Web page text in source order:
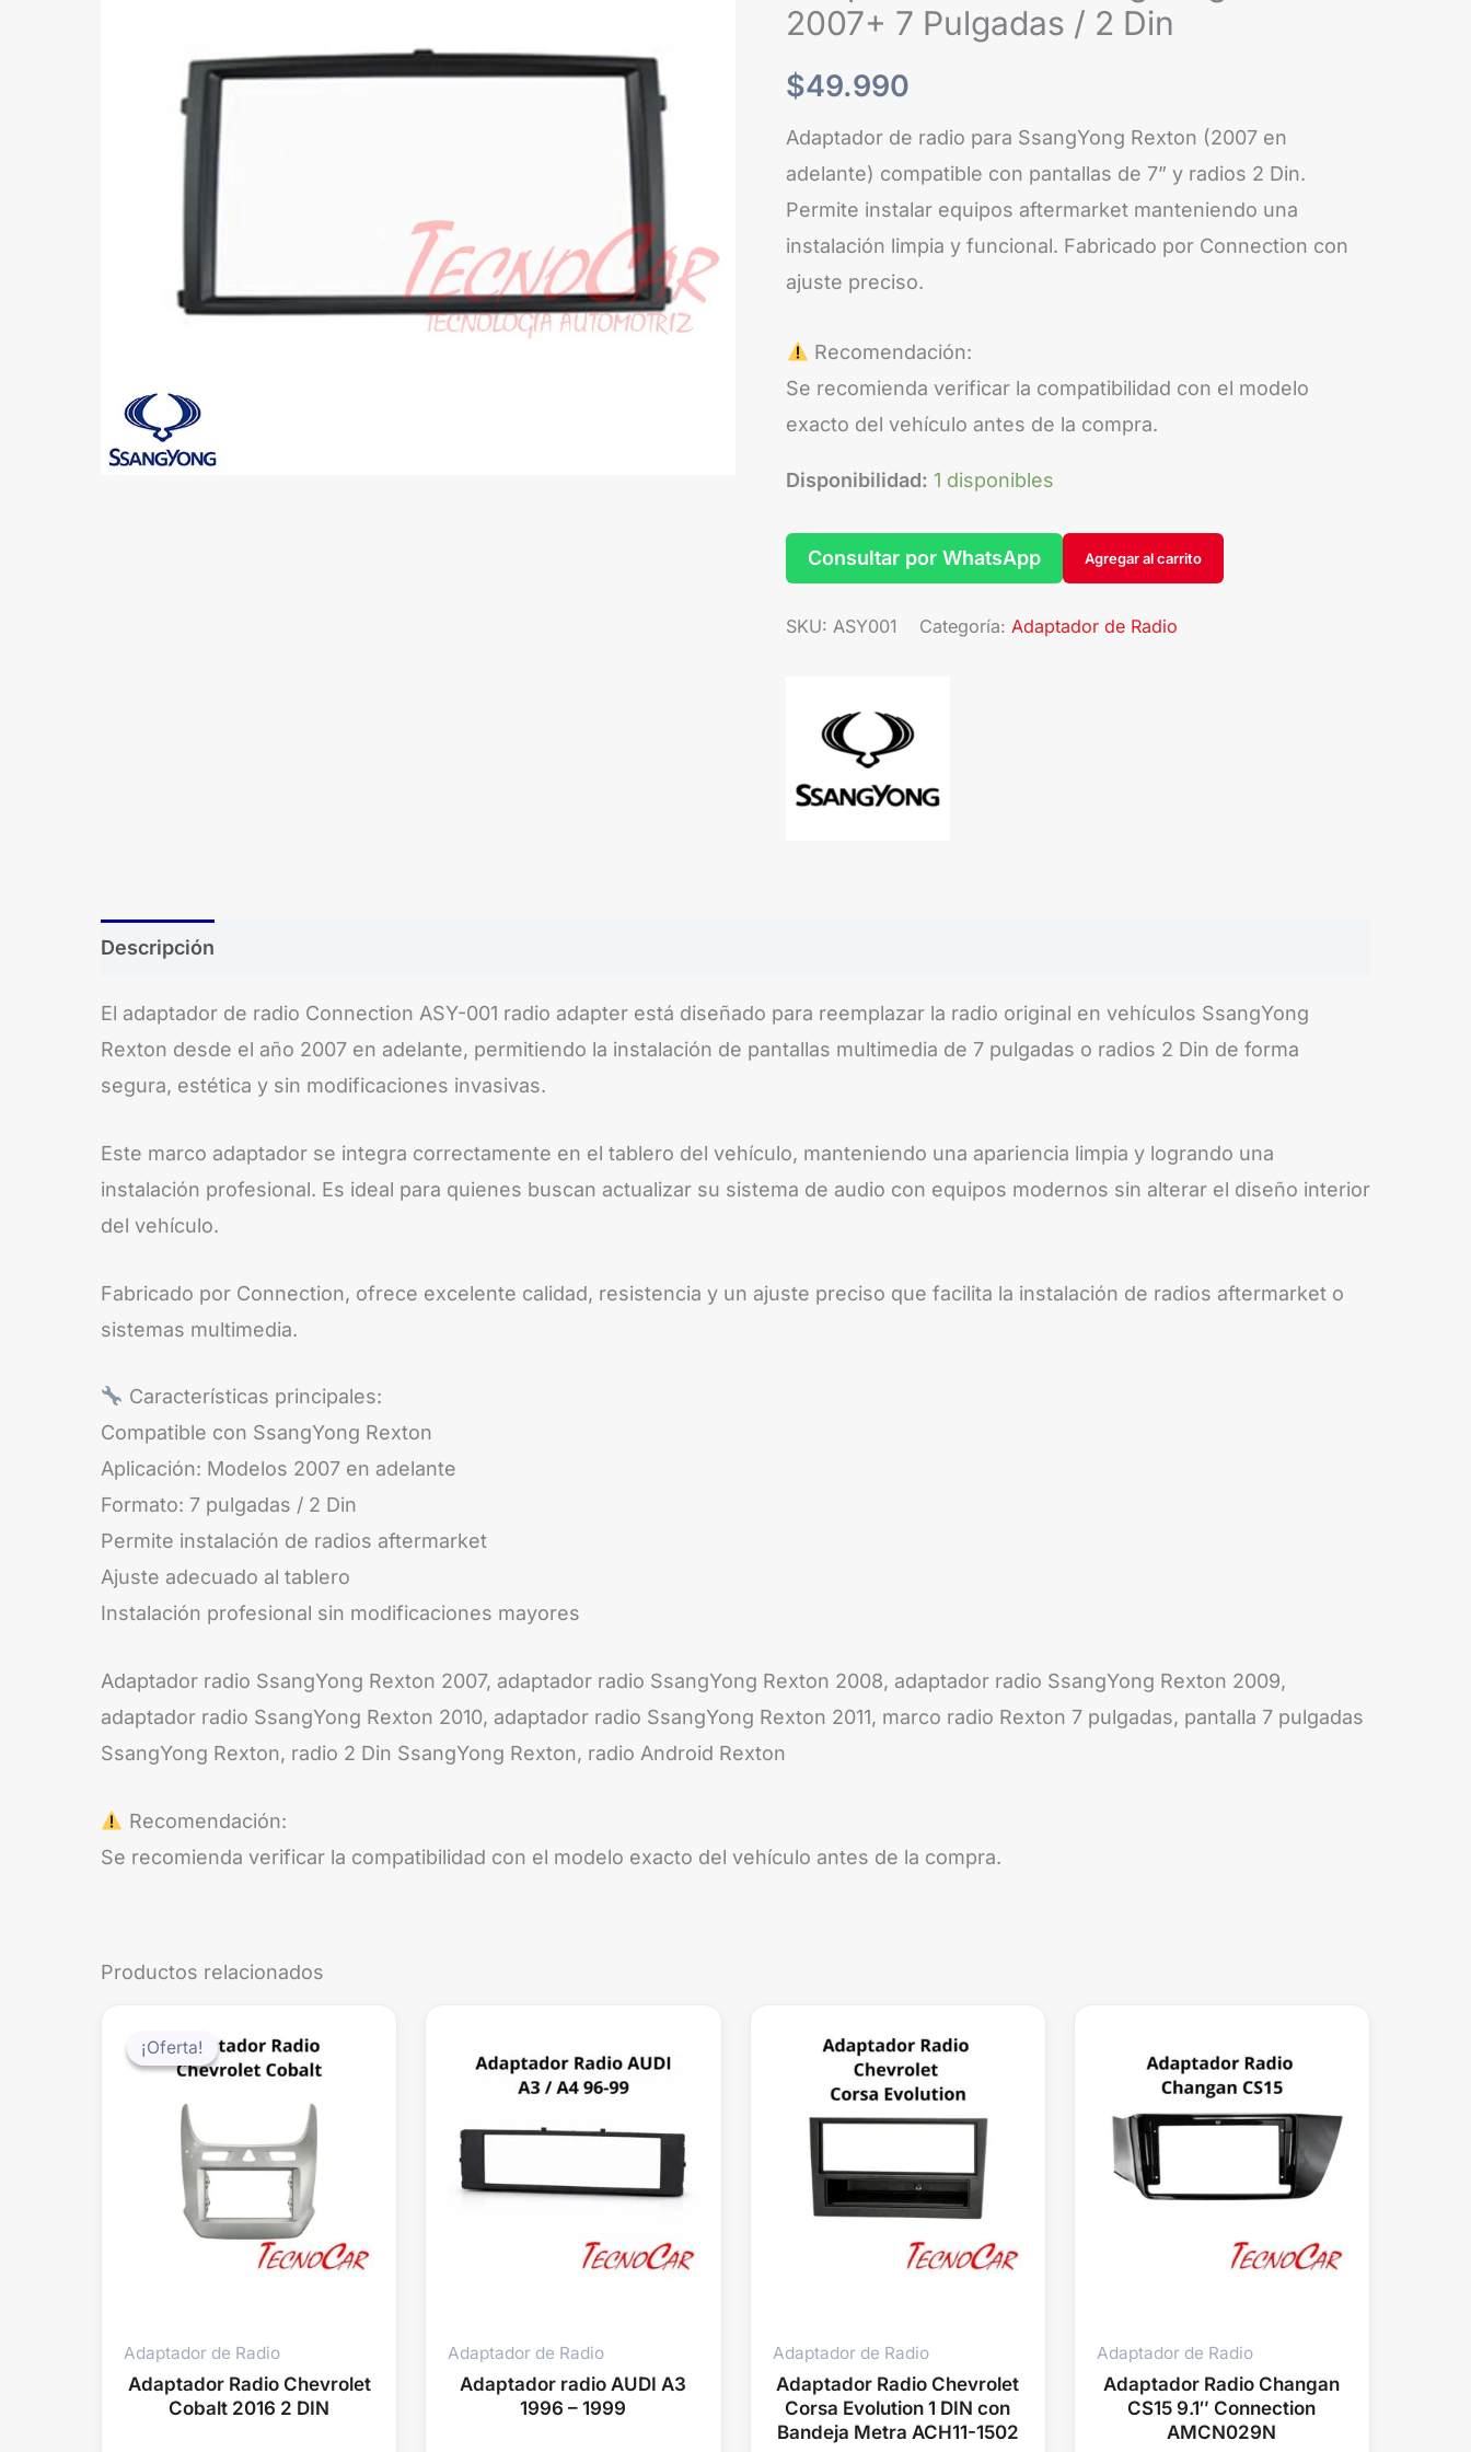
2007+ 7 Pulgadas / 2 Din
$49.990
Adaptador de radio para SsangYong Rexton (2007 en
adelante) compatible con pantallas de 7” y radios 2 Din.
Permite instalar equipos aftermarket manteniendo una
instalación limpia y funcional. Fabricado por Connection con
ajuste preciso.
Recomendación:
Se recomienda verificar la compatibilidad con el modelo
exacto del vehículo antes de la compra.
Disponibilidad: 1 disponibles
7
Pulgadas
2
Din
cantidad
Agregar al carrito
Consultar por WhatsApp
SKU:ASY001 Categoría:Adaptador de Radio
Descripción
El adaptador de radio Connection ASY-001 radio adapter está diseñado para reemplazar la radio original en vehículos SsangYong
Rexton desde el año 2007 en adelante, permitiendo la instalación de pantallas multimedia de 7 pulgadas o radios 2 Din de forma
segura, estética y sin modificaciones invasivas.
Este marco adaptador se integra correctamente en el tablero del vehículo, manteniendo una apariencia limpia y logrando una
instalación profesional. Es ideal para quienes buscan actualizar su sistema de audio con equipos modernos sin alterar el diseño interior
del vehículo.
Fabricado por Connection, ofrece excelente calidad, resistencia y un ajuste preciso que facilita la instalación de radios aftermarket o
sistemas multimedia.
Características principales:
Compatible con SsangYong Rexton
Aplicación: Modelos 2007 en adelante
Formato: 7 pulgadas / 2 Din
Permite instalación de radios aftermarket
Ajuste adecuado al tablero
Instalación profesional sin modificaciones mayores
Adaptador radio SsangYong Rexton 2007, adaptador radio SsangYong Rexton 2008, adaptador radio SsangYong Rexton 2009,
adaptador radio SsangYong Rexton 2010, adaptador radio SsangYong Rexton 2011, marco radio Rexton 7 pulgadas, pantalla 7 pulgadas
SsangYong Rexton, radio 2 Din SsangYong Rexton, radio Android Rexton
Recomendación:
Se recomienda verificar la compatibilidad con el modelo exacto del vehículo antes de la compra.
Productos relacionados
¡Oferta!
¡Oferta!
Adaptador de Radio
Adaptador Radio Chevrolet
Cobalt 2016 2 DIN
precio
original
$48.000.
Adaptador de Radio
Adaptador radio AUDI A3
1996 – 1999
Adaptador de Radio
Adaptador Radio Chevrolet
Corsa Evolution 1 DIN con
Bandeja Metra ACH11-1502
Adaptador de Radio
Adaptador Radio Changan
CS15 9.1″ Connection
AMCN029N